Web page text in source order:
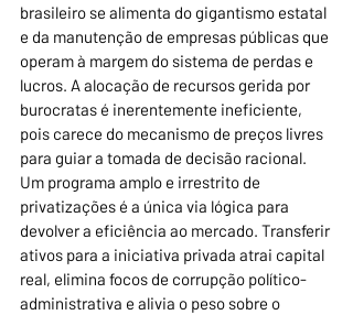
brasileiro se alimenta do gigantismo estatal
e da manutenção de empresas públicas que
operam à margem do sistema de perdas e
lucros. A alocação de recursos gerida por
burocratas é inerentemente ineficiente,
pois carece do mecanismo de preços livres
para guiar a tomada de decisão racional.
Um programa amplo e irrestrito de
privatizações é a única via lógica para
devolver a eficiência ao mercado. Transferir
ativos para a iniciativa privada atrai capital
real, elimina focos de corrupção político-
administrativa e alivia o peso sobre o